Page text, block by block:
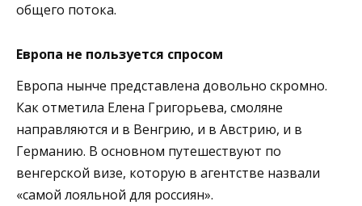
общего потока.
Европа не пользуется спросом
Европа нынче представлена довольно скромно.
Как отметила Елена Григорьева, смоляне
направляются и в Венгрию, и в Австрию, и в
Германию. В основном путешествуют по
венгерской визе, которую в агентстве назвали
«самой лояльной для россиян».